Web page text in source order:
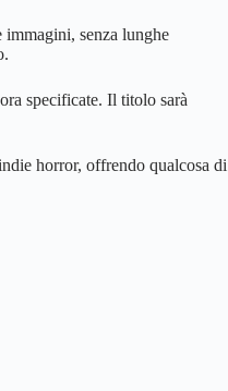
senza lunghe
specificate. Il titolo sarà
horror, offrendo qualcosa di